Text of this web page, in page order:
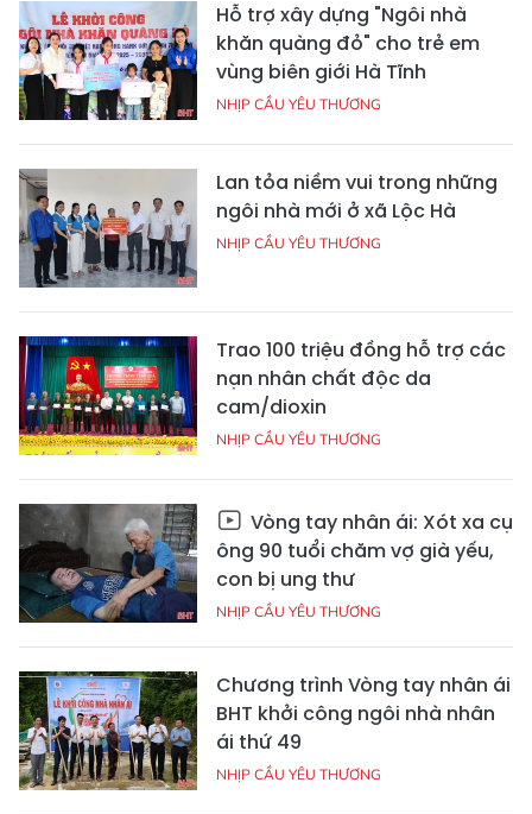
Hỗ trợ xây dựng "Ngôi nhà
khăn quàng đỏ" cho trẻ em
vùng biên giới Hà Tĩnh
NHỊP CẦU YÊU THƯƠNG
Lan tỏa niềm vui trong những
ngôi nhà mới ở xã Lộc Hà
NHỊP CẦU YÊU THƯƠNG
Trao 100 triệu đồng hỗ trợ các
nạn nhân chất độc da
cam/dioxin
NHỊP CẦU YÊU THƯƠNG
Vòng tay nhân ái: Xót xa cụ
ông 90 tuổi chăm vợ già yếu,
con bị ung thư
NHỊP CẦU YÊU THƯƠNG
Chương trình Vòng tay nhân ái
BHT khởi công ngôi nhà nhân
ái thứ 49
NHỊP CẦU YÊU THƯƠNG